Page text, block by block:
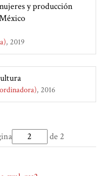
y producción
2019
2016
de 2